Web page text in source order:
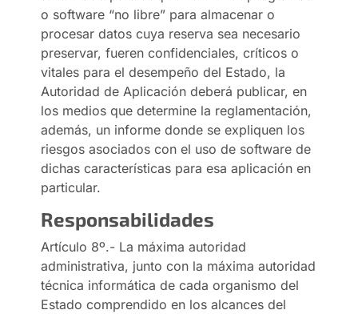
o software “no libre” para almacenar o
procesar datos cuya reserva sea necesario
preservar, fueren confidenciales, críticos o
vitales para el desempeño del Estado, la
Autoridad de Aplicación deberá publicar, en
los medios que determine la reglamentación,
además, un informe donde se expliquen los
riesgos asociados con el uso de software de
dichas características para esa aplicación en
particular.
Responsabilidades
Artículo 8º.- La máxima autoridad
administrativa, junto con la máxima autoridad
técnica informática de cada organismo del
Estado comprendido en los alcances del